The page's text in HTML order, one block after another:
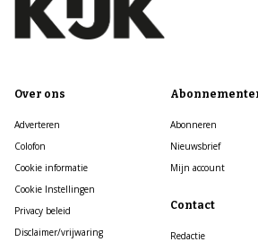
Over ons
Adverteren
Colofon
Cookie informatie
Cookie Instellingen
Privacy beleid
Disclaimer/vrijwaring
Abonneren
Nieuwsbrief
Mijn account
Contact
Redactie